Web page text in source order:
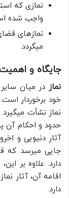
نمازی که
واجب شده
نمازهای
میگردد.
جایگاه و
نماز در میان
خود برخوردار
حدود و احکام آن
آثار دنیویی و
جایی میرسد که
دارد. علاوه بر
اقامه آن، آثار
دارد.